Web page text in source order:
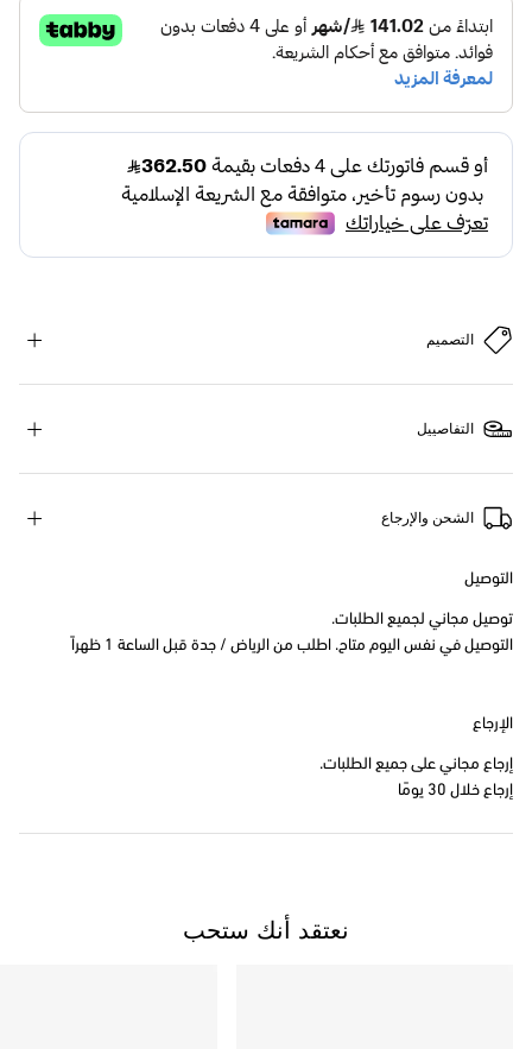
التصميم
التفاصييل
الشحن والإرجاع
التوصيل
توصيل مجاني لجميع الطلبات.
التوصيل في نفس اليوم متاح. اطلب من الرياض / جدة قبل الساعة 1 ظهراً
الإرجاع
إرجاع مجاني على جميع الطلبات.
إرجاع خلال 30 يومًا
نعتقد أنك ستحب